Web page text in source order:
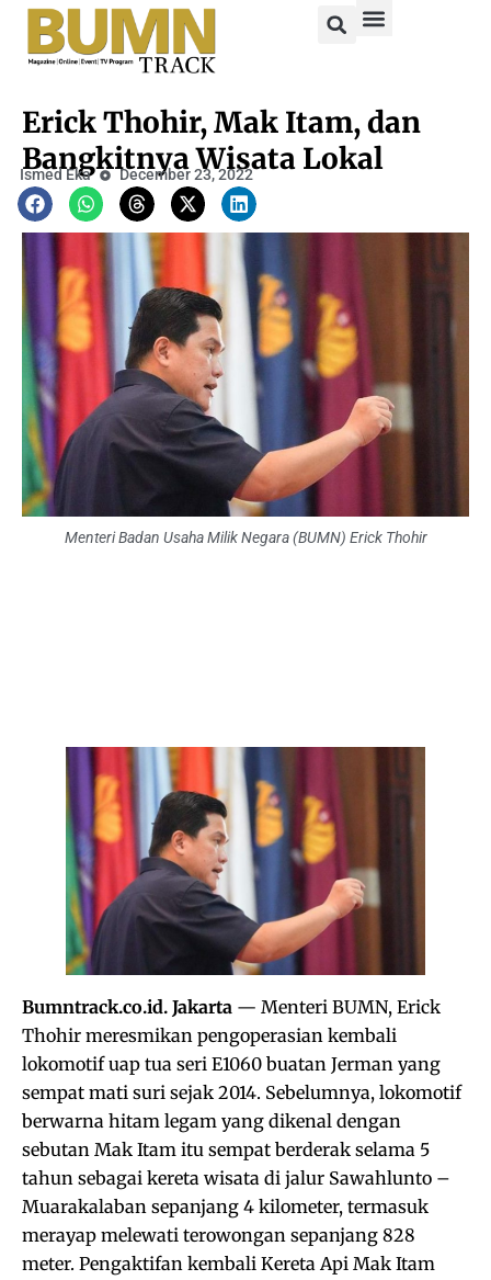
Erick Thohir, Mak Itam, dan
Bangkitnya Wisata Lokal
Ismed Eka December 23, 2022
Menteri Badan Usaha Milik Negara (BUMN) Erick Thohir
Bumntrack.co.id. Jakarta — Menteri BUMN, Erick
Thohir meresmikan pengoperasian kembali
lokomotif uap tua seri E1060 buatan Jerman yang
sempat mati suri sejak 2014. Sebelumnya, lokomotif
berwarna hitam legam yang dikenal dengan
sebutan Mak Itam itu sempat berderak selama 5
tahun sebagai kereta wisata di jalur Sawahlunto –
Muarakalaban sepanjang 4 kilometer, termasuk
merayap melewati terowongan sepanjang 828
meter. Pengaktifan kembali Kereta Api Mak Itam